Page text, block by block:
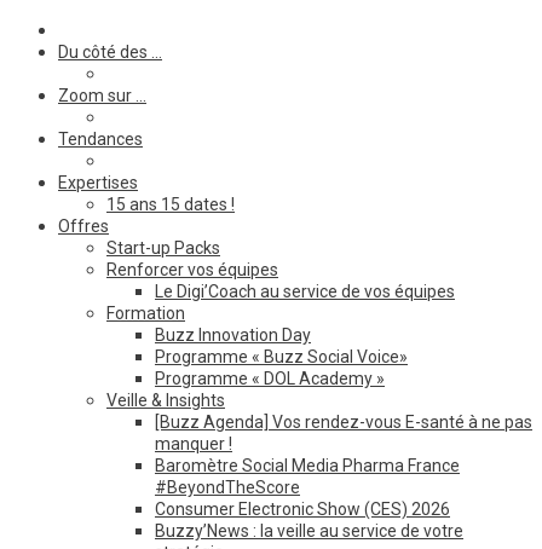
Du côté des …
Zoom sur …
Tendances
Expertises
15 ans 15 dates !
Offres
Start-up Packs
Renforcer vos équipes
Le Digi’Coach au service de vos équipes
Formation
Buzz Innovation Day
Programme « Buzz Social Voice»
Programme « DOL Academy »
Veille & Insights
[Buzz Agenda] Vos rendez-vous E-santé à ne pas
manquer !
Baromètre Social Media Pharma France
#BeyondTheScore
Consumer Electronic Show (CES) 2026
Buzzy’News : la veille au service de votre